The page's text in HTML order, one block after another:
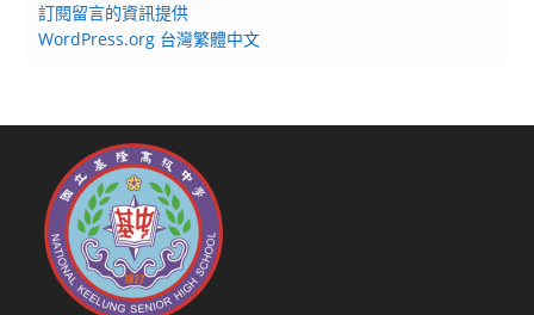
訂閱留言的資訊提供
WordPress.org 台灣繁體中文